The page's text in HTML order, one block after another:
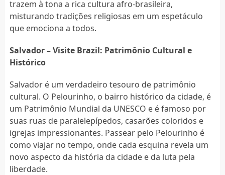
trazem à tona a rica cultura afro-brasileira,
misturando tradições religiosas em um espetáculo
que emociona a todos.
Salvador – Visite Brazil: Patrimônio Cultural e
Histórico
Salvador é um verdadeiro tesouro de patrimônio
cultural. O Pelourinho, o bairro histórico da cidade, é
um Patrimônio Mundial da UNESCO e é famoso por
suas ruas de paralelepípedos, casarões coloridos e
igrejas impressionantes. Passear pelo Pelourinho é
como viajar no tempo, onde cada esquina revela um
novo aspecto da história da cidade e da luta pela
liberdade.